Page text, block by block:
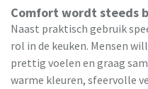
Comfort wordt steeds
Naast praktisch gebruik
rol in de keuken. Mensen
prettig voelen en graag
warme kleuren, sfeervolle